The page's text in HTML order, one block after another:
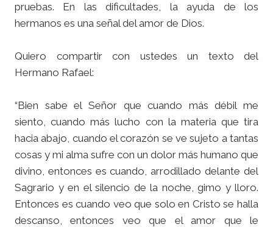
pruebas. En las dificultades, la ayuda de los
hermanos es una señal del amor de Dios.
Quiero compartir con ustedes un texto del
Hermano Rafael:
“Bien sabe el Señor que cuando más débil me
siento, cuando más lucho con la materia que tira
hacia abajo, cuando el corazón se ve sujeto a tantas
cosas y mi alma sufre con un dolor más humano que
divino, entonces es cuando, arrodillado delante del
Sagrario y en el silencio de la noche, gimo y lloro.
Entonces es cuando veo que solo en Cristo se halla
descanso, entonces veo que el amor que le